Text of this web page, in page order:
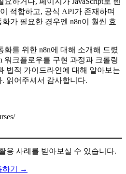
적합하고, 공식 API가 존재하며
가 필요한 경우엔 n8n이 훨씬 효
화를 위한 n8n에 대해 소개해 드렸
워크플로우를 구현 과정과 크롤링
법적 가이드라인에 대해 알아보는
읽어주셔서 감사합니다.
용 사례를 받아보실 수 있습니다.
하기 →